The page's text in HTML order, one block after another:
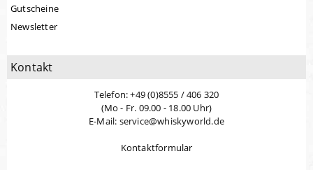
Gutscheine
Newsletter
Kontakt
Telefon: +49 (0)8555 / 406 320
(Mo - Fr. 09.00 - 18.00 Uhr)
E-Mail: service@whiskyworld.de
Kontaktformular